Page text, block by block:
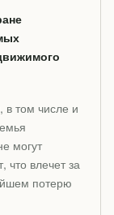
в том числе и
могут
что влечет за
потерю